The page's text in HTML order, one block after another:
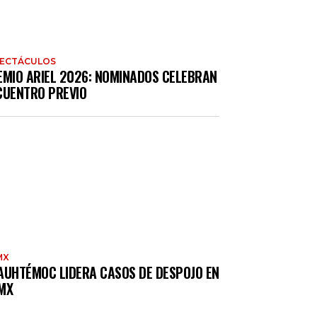
ARIEL 2026: NOMINADOS CELEBRAN
PREVIO
LIDERA CASOS DE DESPOJO EN